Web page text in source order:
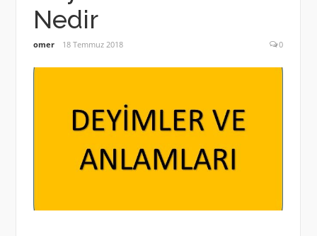
Nedir
omer 18 Temmuz 2018 0